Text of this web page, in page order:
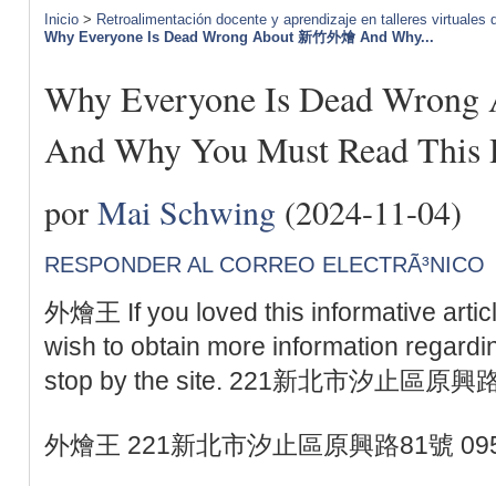
Inicio > Retroalimentación docente y aprendizaje en talleres virtuales
Why Everyone Is Dead Wrong About 新竹外燴 And Why...
Why Everyone Is Dead
And Why You Must Read This
por Mai Schwing (2024-11-04)
RESPONDER AL CORREO ELECTRÃ³NICO
外燴王 If you loved this informative
wish to obtain more information
stop by the site. 221新北市汐止區原興
外燴王 221新北市汐止區原興路81號